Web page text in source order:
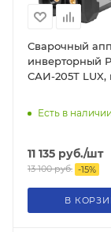
Сварочный
инверторный
САИ-205Т LUX,
Есть в
11 135 руб./шт
13 100руб. -15%
В